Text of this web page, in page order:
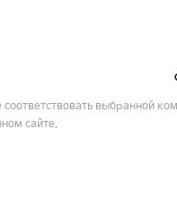
выбранной
сайте.